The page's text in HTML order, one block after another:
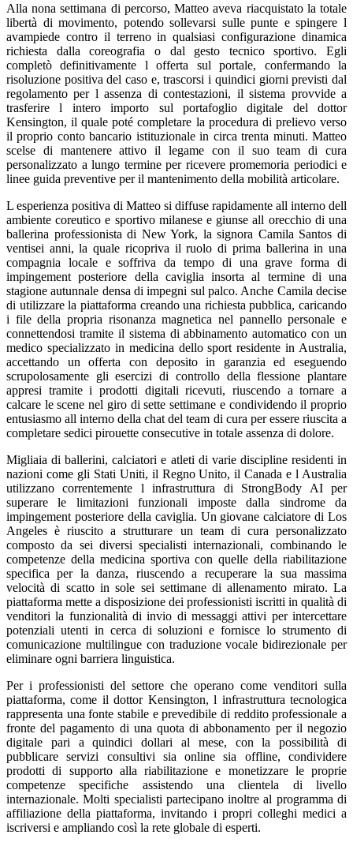
Alla nona settimana di percorso, Matteo aveva riacquistato la totale
libertà di movimento, potendo sollevarsi sulle punte e spingere l
avampiede contro il terreno in qualsiasi configurazione dinamica
richiesta dalla coreografia o dal gesto tecnico sportivo. Egli
completò definitivamente l offerta sul portale, confermando la
risoluzione positiva del caso e, trascorsi i quindici giorni previsti dal
regolamento per l assenza di contestazioni, il sistema provvide a
trasferire l intero importo sul portafoglio digitale del dottor
Kensington, il quale poté completare la procedura di prelievo verso
il proprio conto bancario istituzionale in circa trenta minuti. Matteo
scelse di mantenere attivo il legame con il suo team di cura
personalizzato a lungo termine per ricevere promemoria periodici e
linee guida preventive per il mantenimento della mobilità articolare.
L esperienza positiva di Matteo si diffuse rapidamente all interno dell
ambiente coreutico e sportivo milanese e giunse all orecchio di una
ballerina professionista di New York, la signora Camila Santos di
ventisei anni, la quale ricopriva il ruolo di prima ballerina in una
compagnia locale e soffriva da tempo di una grave forma di
impingement posteriore della caviglia insorta al termine di una
stagione autunnale densa di impegni sul palco. Anche Camila decise
di utilizzare la piattaforma creando una richiesta pubblica, caricando
i file della propria risonanza magnetica nel pannello personale e
connettendosi tramite il sistema di abbinamento automatico con un
medico specializzato in medicina dello sport residente in Australia,
accettando un offerta con deposito in garanzia ed eseguendo
scrupolosamente gli esercizi di controllo della flessione plantare
appresi tramite i prodotti digitali ricevuti, riuscendo a tornare a
calcare le scene nel giro di sette settimane e condividendo il proprio
entusiasmo all interno della chat del team di cura per essere riuscita a
completare sedici pirouette consecutive in totale assenza di dolore.
Migliaia di ballerini, calciatori e atleti di varie discipline residenti in
nazioni come gli Stati Uniti, il Regno Unito, il Canada e l Australia
utilizzano correntemente l infrastruttura di StrongBody AI per
superare le limitazioni funzionali imposte dalla sindrome da
impingement posteriore della caviglia. Un giovane calciatore di Los
Angeles è riuscito a strutturare un team di cura personalizzato
composto da sei diversi specialisti internazionali, combinando le
competenze della medicina sportiva con quelle della riabilitazione
specifica per la danza, riuscendo a recuperare la sua massima
velocità di scatto in sole sei settimane di allenamento mirato. La
piattaforma mette a disposizione dei professionisti iscritti in qualità di
venditori la funzionalità di invio di messaggi attivi per intercettare
potenziali utenti in cerca di soluzioni e fornisce lo strumento di
comunicazione multilingue con traduzione vocale bidirezionale per
eliminare ogni barriera linguistica.
Per i professionisti del settore che operano come venditori sulla
piattaforma, come il dottor Kensington, l infrastruttura tecnologica
rappresenta una fonte stabile e prevedibile di reddito professionale a
fronte del pagamento di una quota di abbonamento per il negozio
digitale pari a quindici dollari al mese, con la possibilità di
pubblicare servizi consultivi sia online sia offline, condividere
prodotti di supporto alla riabilitazione e monetizzare le proprie
competenze specifiche assistendo una clientela di livello
internazionale. Molti specialisti partecipano inoltre al programma di
affiliazione della piattaforma, invitando i propri colleghi medici a
iscriversi e ampliando così la rete globale di esperti.